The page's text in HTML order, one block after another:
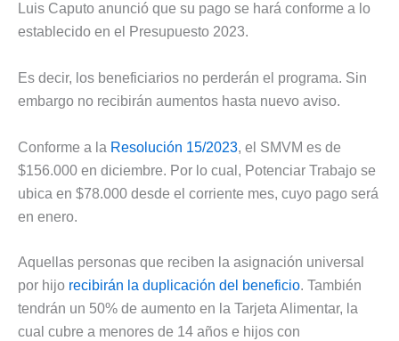
Luis Caputo anunció que su pago se hará conforme a lo
establecido en el Presupuesto 2023.
Es decir, los beneficiarios no perderán el programa. Sin
embargo no recibirán aumentos hasta nuevo aviso.
Conforme a la Resolución 15/2023, el SMVM es de
$156.000 en diciembre. Por lo cual, Potenciar Trabajo se
ubica en $78.000 desde el corriente mes, cuyo pago será
en enero.
Aquellas personas que reciben la asignación universal
por hijo recibirán la duplicación del beneficio. También
tendrán un 50% de aumento en la Tarjeta Alimentar, la
cual cubre a menores de 14 años e hijos con